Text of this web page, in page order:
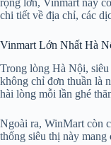
rộng lớn, Vinmart này
chi tiết về địa chỉ, các
Vinmart Lớn Nhất Hà
Trong lòng Hà Nội,
không chỉ đơn thuần là
hài lòng mỗi lần ghé
Ngoài ra, WinMart còn
thống siêu thị này mang